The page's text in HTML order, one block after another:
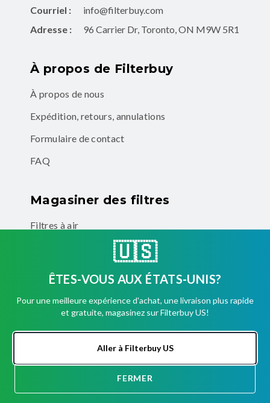
Courriel :
info@filterbuy.com
Adresse :
96 Carrier Dr, Toronto, ON M9W 5R1
À propos de Filterbuy
À propos de nous
Expédition, retours, annulations
Formulaire de contact
FAQ
Magasiner des filtres
Filtres à air
Abonnement de filtres à air
Filtres à air MERV 8
Filtres à air MERV 13
Filtres à air éliminateurs d'odeurs
🇺🇸
ÊTES-VOUS AUX ÉTATS-UNIS?
Pour une meilleure expérience d'achat, une livraison plus rapide
et gratuite, magasinez sur Filterbuy US!
Aller à Filterbuy US
FERMER